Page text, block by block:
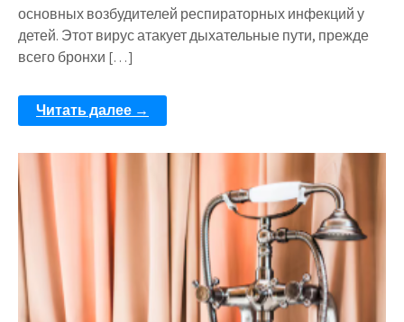
основных возбудителей респираторных инфекций у
детей. Этот вирус атакует дыхательные пути, прежде
всего бронхи […]
Читать далее →